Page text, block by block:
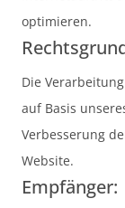
optimieren.
Die
auf Basis
Verbesserung
Website.
Empfänger: